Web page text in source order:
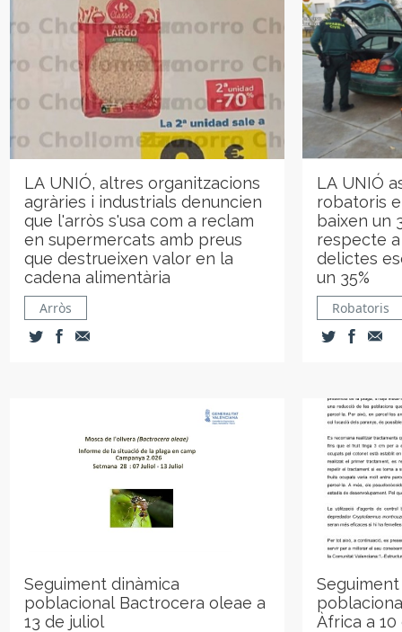
LA UNIÓ, altres organitzacions
agràries i industrials denuncien
que l'arròs s'usa com a reclam
en supermercats amb preus
que destrueixen valor en la
cadena alimentària
Arròs
LA UNIÓ
robatoris
baixen un
respecte
delictes
un 35%
Robatoris
Seguiment dinàmica
poblacional Bactrocera oleae a
13 de juliol
Àfrica a